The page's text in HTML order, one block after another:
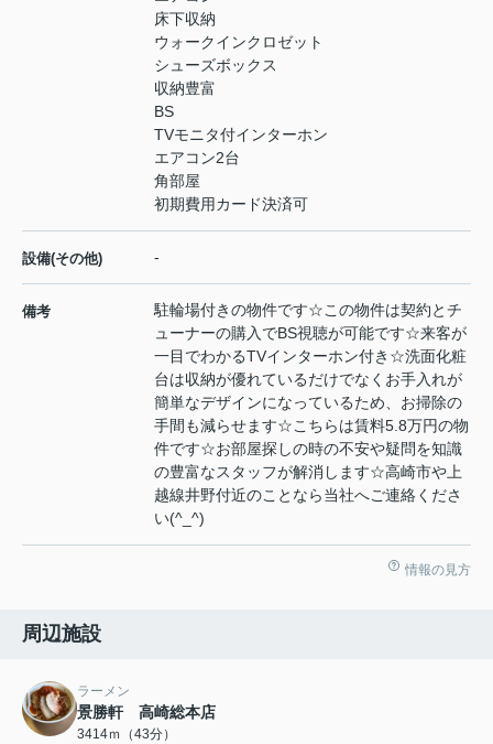
床下収納
ウォークインクロゼット
シューズボックス
収納豊富
BS
TVモニタ付インターホン
エアコン2台
角部屋
初期費用カード決済可
設備(その他) -
備考
駐輪場付きの物件です☆この物件は契約とチ
ューナーの購入でBS視聴が可能です☆来客が
一目でわかるTVインターホン付き☆洗面化粧
台は収納が優れているだけでなくお手入れが
簡単なデザインになっているため、お掃除の
手間も減らせます☆こちらは賃料5.8万円の物
件です☆お部屋探しの時の不安や疑問を知識
の豊富なスタッフが解消します☆高崎市や上
越線井野付近のことなら当社へご連絡くださ
い(^_^)
情報の見方
周辺施設
ラーメン
景勝軒 高崎総本店
3414ｍ（43分）